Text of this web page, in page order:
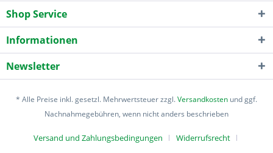
Shop Service
Informationen
Newsletter
* Alle Preise inkl. gesetzl. Mehrwertsteuer zzgl.Versandkosten und ggf.
Nachnahmegebühren, wenn nicht anders beschrieben
Versand und Zahlungsbedingungen
Widerrufsrecht